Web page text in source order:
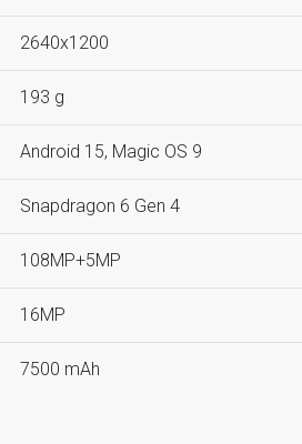
2640x1200
193 g
Android 15, Magic OS 9
Snapdragon 6 Gen 4
108MP+5MP
16MP
7500 mAh